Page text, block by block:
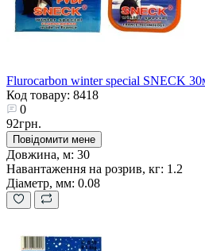
Flurocarbon winter special SNECK
Код товару: 8418
0
92грн.
Повідомити мене
Довжина, м: 30
Навантаження на розрив, кг: 1.2
Діаметр, мм: 0.08